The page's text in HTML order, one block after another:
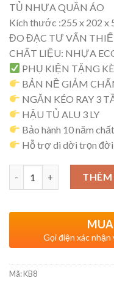
TỦ NHỰA QUẦN ÁO
Kích thước :255 x 202 x
ĐO ĐẠC TƯ VẤN
CHẤT LIỆU: NHỰA
PHỤ KIỆN TẶNG
BẢN NỀ GIẢM
NGĂN KÉO RAY 3
HẬU TỦ ALU 3 LY
Bảo hành 10 năm
Hỗ trợ di dời trọn đời
THÊM
Gọi điện xác
Mã:KB8